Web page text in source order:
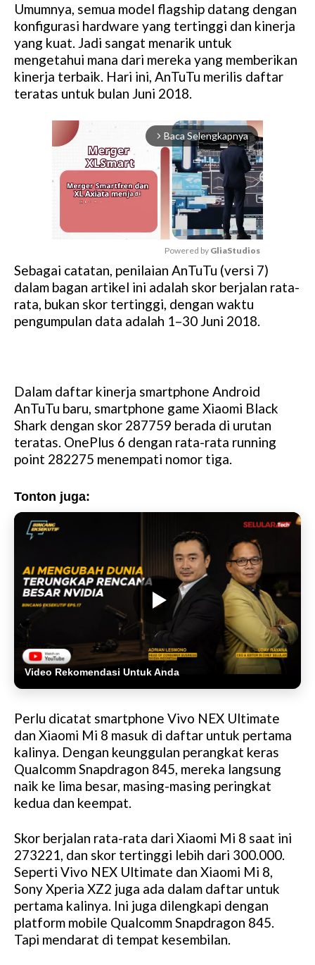
Umumnya, semua model flagship datang dengan
konfigurasi hardware yang tertinggi dan kinerja
yang kuat. Jadi sangat menarik untuk
mengetahui mana dari mereka yang memberikan
kinerja terbaik. Hari ini, AnTuTu merilis daftar
teratas untuk bulan Juni 2018.
arrow_forward_ios Baca Selengkapnya
M
t
e
Powered by GliaStudios
Sebagai catatan, penilaian AnTuTu (versi 7)
dalam bagan artikel ini adalah skor berjalan rata-
rata, bukan skor tertinggi, dengan waktu
pengumpulan data adalah 1–30 Juni 2018.
Dalam daftar kinerja smartphone Android
AnTuTu baru, smartphone game Xiaomi Black
Shark dengan skor 287759 berada di urutan
teratas. OnePlus 6 dengan rata-rata running
point 282275 menempati nomor tiga.
Tonton juga:
Video Rekomendasi Untuk Anda
Perlu dicatat smartphone Vivo NEX Ultimate
dan Xiaomi Mi 8 masuk di daftar untuk pertama
kalinya. Dengan keunggulan perangkat keras
Qualcomm Snapdragon 845, mereka langsung
naik ke lima besar, masing-masing peringkat
kedua dan keempat.
Skor berjalan rata-rata dari Xiaomi Mi 8 saat ini
273221, dan skor tertinggi lebih dari 300.000.
Seperti Vivo NEX Ultimate dan Xiaomi Mi 8,
Sony Xperia XZ2 juga ada dalam daftar untuk
pertama kalinya. Ini juga dilengkapi dengan
platform mobile Qualcomm Snapdragon 845.
Tapi mendarat di tempat kesembilan.